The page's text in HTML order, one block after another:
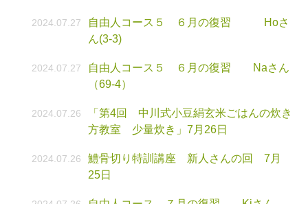
2024.07.27
自由人コース５ ６月の復習 Hoさ
ん(3-3)
2024.07.27
自由人コース５ ６月の復習 Naさん
（69-4）
2024.07.26
「第4回 中川式小豆絹玄米ごはんの炊き
方教室 少量炊き」7月26日
2024.07.26
鱧骨切り特訓講座 新人さんの回 7月
25日